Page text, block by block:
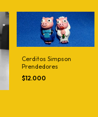
Cerditos Simpson
Prendedores
$12.000